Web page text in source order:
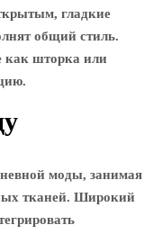
гладкие
общий стиль.
как шторка или
моды, занимая
тканей. Широкий